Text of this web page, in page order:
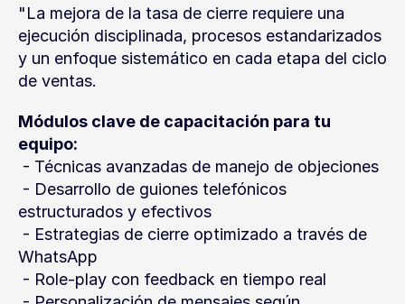
"La mejora de la tasa de cierre requiere una
ejecución disciplinada, procesos estandarizados
y un enfoque sistemático en cada etapa del ciclo
de ventas.
Módulos clave de capacitación para tu
equipo:
- Técnicas avanzadas de manejo de objeciones
estructurados y efectivos
WhatsApp
- Role-play con feedback en tiempo real